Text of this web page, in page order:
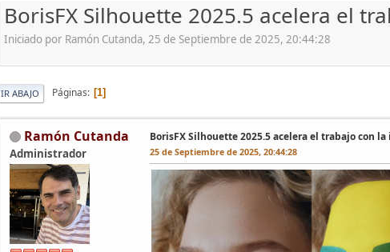
BorisFX Silhouette 2025.5 acelera el
Iniciado por Ramón Cutanda, 25 de Septiembre de 2025, 20:44:28
IR ABAJO Páginas 1
Ramón Cutanda
Administrador
BorisFX Silhouette 2025.5 acelera el trabajo con
25 de Septiembre de 2025, 20:44:28